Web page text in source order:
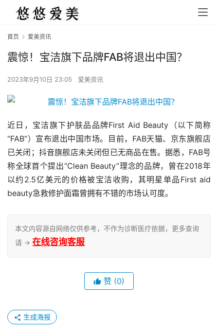
首页 爱美资讯
震惊！宝洁旗下品牌FAB将退出中国？
2023年9月10日 23:05 爱美资讯
近日，宝洁旗下护肤品品牌First Aid Beauty（以下简称
“FAB”）宣布退出中国市场。目前，FAB天猫、京东旗舰店
已关闭；抖音旗舰店未关闭但已无商品在售。据悉，FAB号
称全球首个提出“Clean Beauty”理念的品牌，曾在2018年
以约2.5亿美元的价格被宝洁收购，其明星单品First aid
beauty急救修护面霜曾拥有不错的市场认可度。
本文内容源自网络仅供参考，不作为诊断医疗依据，更多查询
请 → 在线咨询客服
赞 (0)
生成海报